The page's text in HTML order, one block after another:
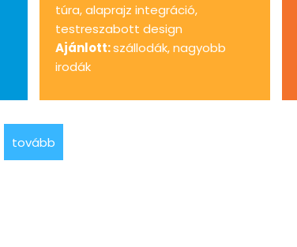
túra, alaprajz integráció,
testreszabott design
Ajánlott:szállodák, nagyobb
irodák
tovább